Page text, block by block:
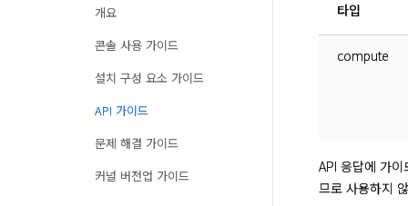
개요
콘솔 사용 가이드
설치 구성 요소 가이드
API 가이드
문제 해결 가이드
커널 버전업 가이드
타입
compute
API 응답에 가
므로 사용하지